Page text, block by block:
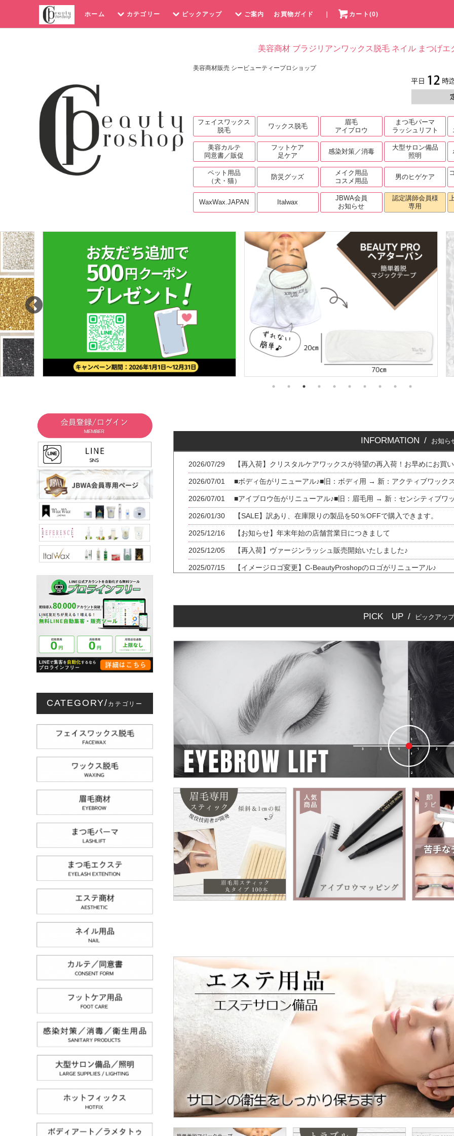
ホーム カテゴリー ピックアップ ご案内 お買物ガイド ｜ カート(0)
美容商材 ブラジリアンワックス脱毛 ネイル まつげ
美容商材販売 シービューティープロショップ
フェイスワックス
脱毛
ワックス脱毛
眉毛
アイブロウ
まつ毛パーマ
ラッシュリフト
美容カルテ
同意書／販促
フットケア
足ケア
感染対策／消毒
大型サロン備品
照明
ペット用品
（犬・猫）
防災グッズ
メイク用品
コスメ用品
男のヒゲケア
WaxWax.JAPAN Italwax
JBWA会員
お知らせ
認定講師会員様
専用
CATEGORY/ カテゴリー
INFORMATION / お知ら
2026/07/29 【再入荷】クリスタルケアワックスが待望の再入荷！お早めにお買
2026/07/01 ■ボディ缶がリニューアル♪■旧：ボディ用 → 新：アクティブワック
2026/07/01 ■アイブロウ缶がリニューアル♪■旧：眉毛用 → 新：センシティブワ
2026/01/30 【SALE】訳あり、在庫限りの製品を50％OFFで購入できます。
2025/12/16 【お知らせ】年末年始の店舗営業日につきまして
2025/12/05 【再入荷】ヴァージンラッシュ販売開始いたしました♪
2025/07/15 【イメージロゴ変更】C-BeautyProshopのロゴがリニューアル♪
【お知らせ】当日発送締め切り時間が変更になりました
【価格改定】Italwaxの一部製品価格が変更になります
【再販決定】2024.02～フィルムワックスゴールド販売再開！
【価格改定】WaxWax.JAPAN フィルムワックスの価格が変更とな
【お知らせ】能登半島地震の影響によるお荷物のお届けについて
PICK UP / ピックアップ